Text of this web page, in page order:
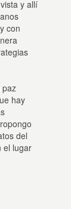
y allí
con
paz
hay
del
el lugar